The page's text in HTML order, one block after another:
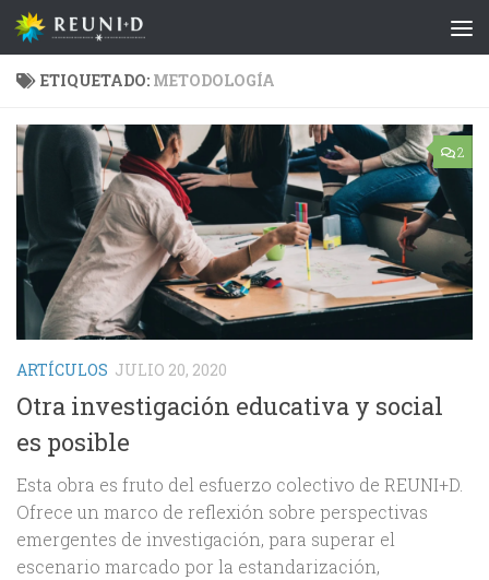
Saltar al contenido
ETIQUETADO: METODOLOGÍA
2
ARTÍCULOS JULIO 20, 2020
Otra investigación educativa y social
es posible
Esta obra es fruto del esfuerzo colectivo de REUNI+D.
Ofrece un marco de reflexión sobre perspectivas
emergentes de investigación, para superar el
escenario marcado por la estandarización,